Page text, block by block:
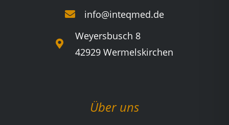
info@inteqmed.de
Weyersbusch 8
42929 Wermelskirchen
Über uns